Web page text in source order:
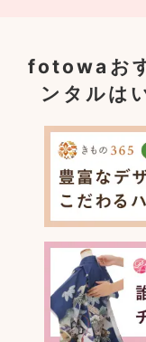
fotowaお
ンタルは